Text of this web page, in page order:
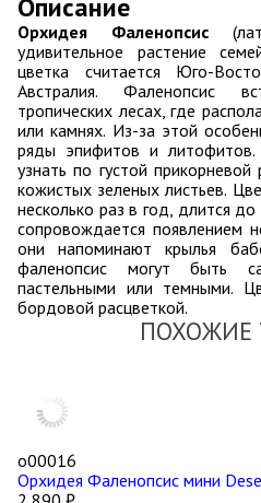
Описание
Орхидея Фаленопсис
удивительное растение
цветка считается Юго-
Австралия. Фаленопсис
тропических лесах, где
или камнях. Из-за этой
ряды эпифитов и литофитов.
узнать по густой
кожистых зеленых листьев.
несколько раз в год, длится
сопровождается появлением
они напоминают крылья
фаленопсис могут быть
пастельными или темными.
бордовой расцветкой.
ПОХОЖИЕ
о00016
Орхидея Фаленопсис мини